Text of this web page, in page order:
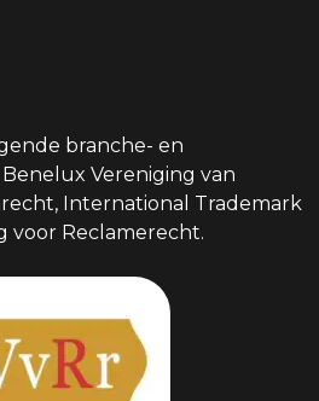
branche- en
Vereniging van
International Trademark
voor Reclamerecht.